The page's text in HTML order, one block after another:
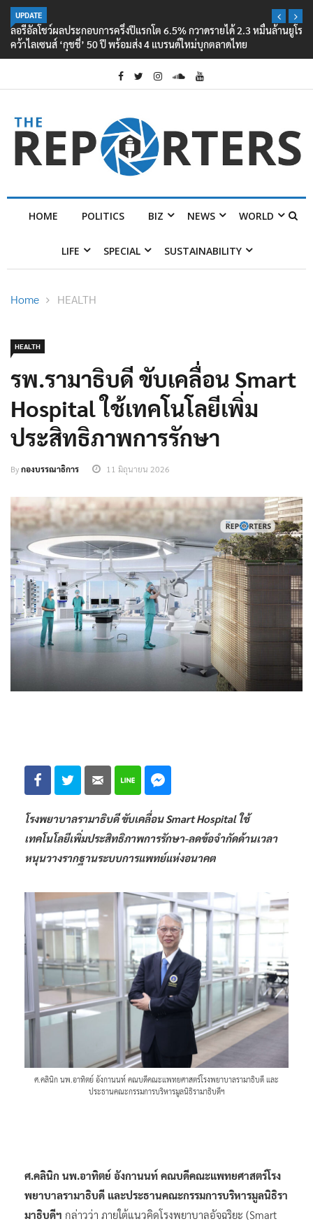
UPDATE
ลอรีอัลโชว์ผลประกอบการครึ่งปีแรกโต 6.5% กวาดรายได้ 2.3 หมื่นล้านยูโร
คว้าไลเซนส์ ‘กุชชี่’ 50 ปี พร้อมส่ง 4 แบรนด์ใหม่บุกตลาดไทย
HOME POLITICS BIZ NEWS WORLD
LIFE SPECIAL SUSTAINABILITY
Home HEALTH
HEALTH
รพ.รามาธิบดี ขับเคลื่อน Smart
Hospital ใช้เทคโนโลยีเพิ่ม
ประสิทธิภาพการรักษา
Byกองบรรณาธิการ 11 มิถุนายน 2026
โรงพยาบาลรามาธิบดี ขับเคลื่อน Smart Hospital ใช้
เทคโนโลยีเพิ่มประสิทธิภาพการรักษา-ลดข้อจำกัดด้านเวลา
หนุนวางรากฐานระบบการแพทย์แห่งอนาคต
ศ.คลินิก นพ.อาทิตย์ อังกานนท์ คณบดีคณะแพทยศาสตร์โรงพยาบาลรามาธิบดี และ
ประธานคณะกรรมการบริหารมูลนิธิรามาธิบดีฯ
ศ.คลินิก นพ.อาทิตย์ อังกานนท์ คณบดีคณะแพทยศาสตร์โรง
พยาบาลรามาธิบดี และประธานคณะกรรมการบริหารมูลนิธิรา
มาธิบดีฯ กล่าวว่า ภายใต้แนวคิดโรงพยาบาลอัจฉริยะ (Smart